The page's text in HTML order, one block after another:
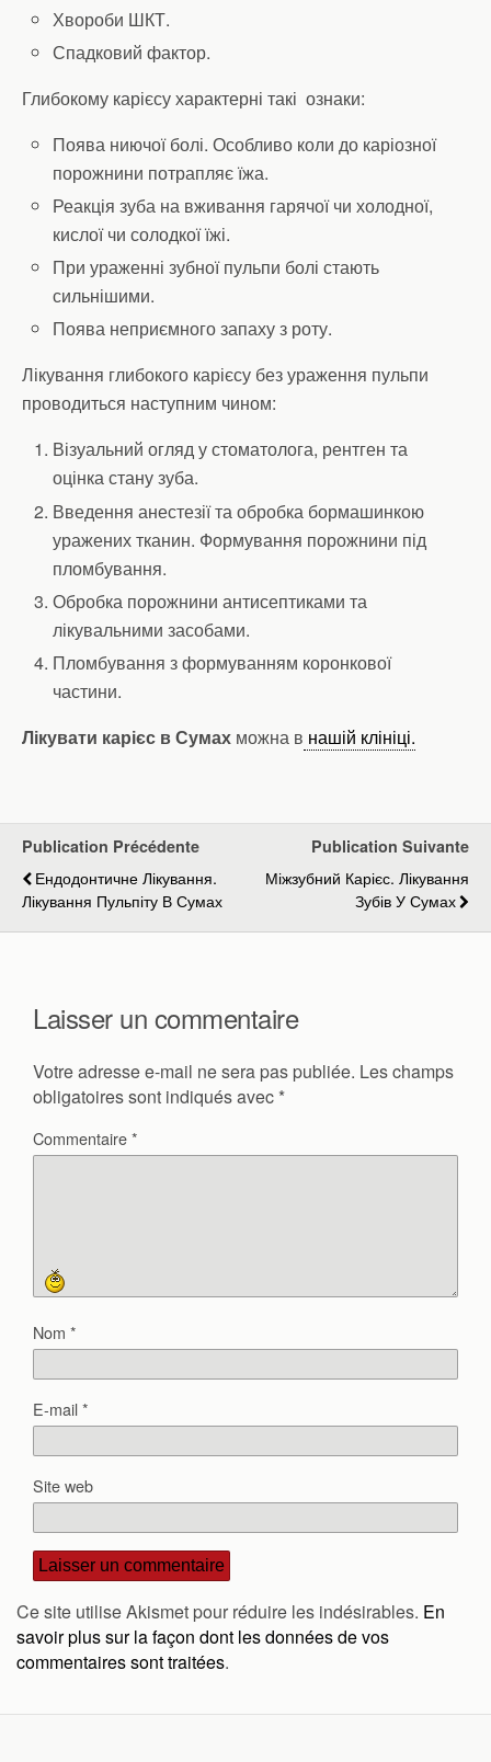
Хвороби ШКТ.
Спадковий фактор.
Глибокому карієсу характерні такі ознаки:
Поява ниючої болі. Особливо коли до каріозної
порожнини потрапляє їжа.
Реакція зуба на вживання гарячої чи холодної,
кислої чи солодкої їжі.
При ураженні зубної пульпи болі стають
сильнішими.
Поява неприємного запаху з роту.
Лікування глибокого карієсу без ураження пульпи
проводиться наступним чином:
Візуальний огляд у стоматолога, рентген та
оцінка стану зуба.
Введення анестезії та обробка бормашинкою
уражених тканин. Формування порожнини під
пломбування.
Обробка порожнини антисептиками та
лікувальними засобами.
Пломбування з формуванням коронкової
частини.
Лікувати карієс в Сумах можна в нашій клініці.
Publication Précédente
Ендодонтичне Лікування.
Лікування Пульпіту В Сумах
Publication Suivante
Міжзубний Карієс. Лікування
Зубів У Сумах
Laisser un commentaire
Votre adresse e-mail ne sera pas publiée. Les champs
obligatoires sont indiqués avec *
Commentaire*
Nom *
E-mail*
Site web
Ce site utilise Akismet pour réduire les indésirables. En
savoir plus sur la façon dont les données de vos
commentaires sont traitées.